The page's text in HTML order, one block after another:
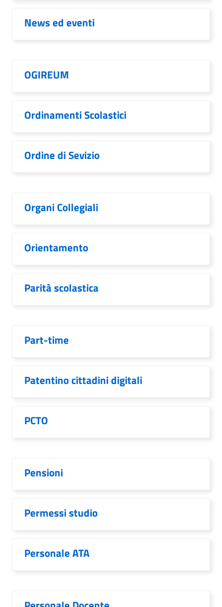
News ed eventi
OGIREUM
Ordinamenti Scolastici
Ordine di Sevizio
Organi Collegiali
Orientamento
Parità scolastica
Part-time
Patentino cittadini digitali
PCTO
Pensioni
Permessi studio
Personale ATA